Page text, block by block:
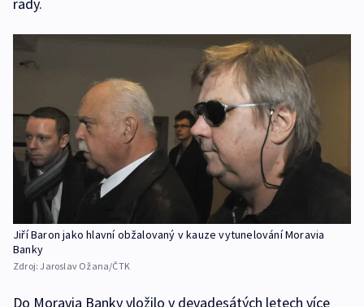
Jiří Baron jako hlavní obžalovaný v kauze vytunelování Moravia
Banky
Zdroj: Jaroslav Ožana/ČTK
Do Moravia Banky vložilo v devadesátých letech více